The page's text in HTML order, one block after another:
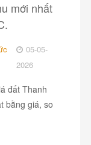
mới nhất
05-05-
2026
đất Thanh
bằng giá, so